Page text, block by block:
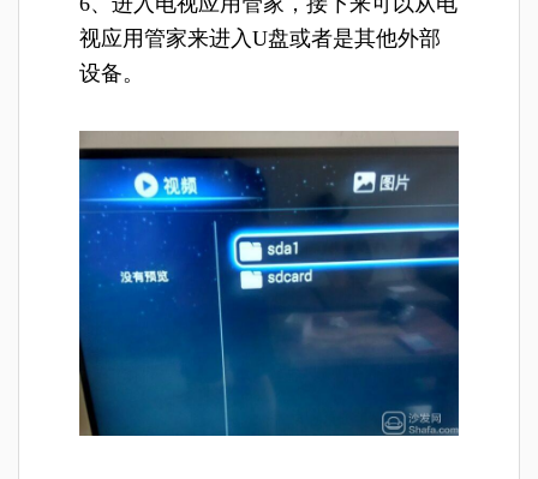
视应用管家来进入U盘或者是其他外部
设备。